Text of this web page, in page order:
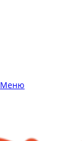
Меню